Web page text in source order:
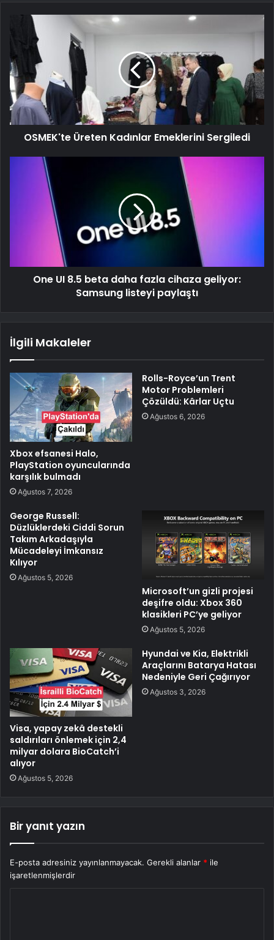
OSMEK'te Üreten Kadınlar Emeklerini Sergiledi
One UI 8.5 beta daha fazla cihaza geliyor:
Samsung listeyi paylaştı
İlgili Makaleler
Xbox efsanesi Halo,
PlayStation oyuncularında
karşılık bulmadı
Ağustos 7, 2026
Rolls-Royce’un Trent
Motor Problemleri
Çözüldü: Kârlar Uçtu
Ağustos 6, 2026
George Russell:
Düzlüklerdeki Ciddi Sorun
Takım Arkadaşıyla
Mücadeleyi İmkansız
Kılıyor
Ağustos 5, 2026
Microsoft’un gizli projesi
deşifre oldu: Xbox 360
klasikleri PC’ye geliyor
Ağustos 5, 2026
Visa, yapay zekâ destekli
saldırıları önlemek için 2,4
milyar dolara BioCatch’i
alıyor
Ağustos 5, 2026
Hyundai ve Kia, Elektrikli
Araçlarını Batarya Hatası
Nedeniyle Geri Çağırıyor
Ağustos 3, 2026
Bir yanıt yazın
E-posta adresiniz yayınlanmayacak. Gerekli alanlar * ile
işaretlenmişlerdir